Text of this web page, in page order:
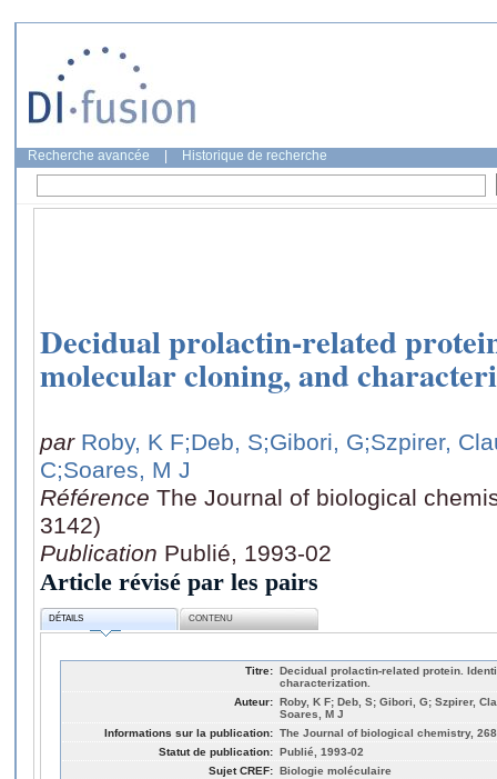
Recherche avancée Historique de recherche
Decidual prolactin-related
molecular cloning, and
par Roby, K F;Deb, S;Gibori, G;Szpirer,
C;Soares, M J
Référence The Journal of biological
3142)
Publication Publié, 1993-02
Article révisé par les pairs
DÉTAILS CONTENU
Titre: Decidual prolactin-related protein.
characterization.
Auteur: Roby, K F; Deb, S; Gibori, G; Szpirer,
Soares, M J
Informations sur la publication: The Journal of biological chemistry,
Statut de publication: Publié, 1993-02
Sujet CREF: Biologie moléculaire